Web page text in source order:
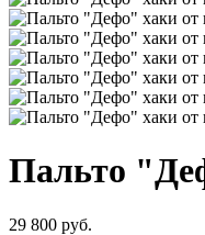
Пальто
29 800 руб.